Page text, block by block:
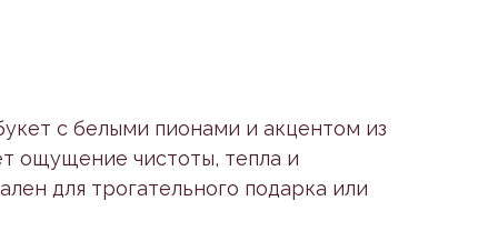
с белыми пионами и акцентом из
ощущение чистоты, тепла и
для трогательного подарка или